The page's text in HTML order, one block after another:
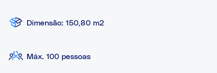
Dimensão: 150,80 m2
Máx. 100 pessoas